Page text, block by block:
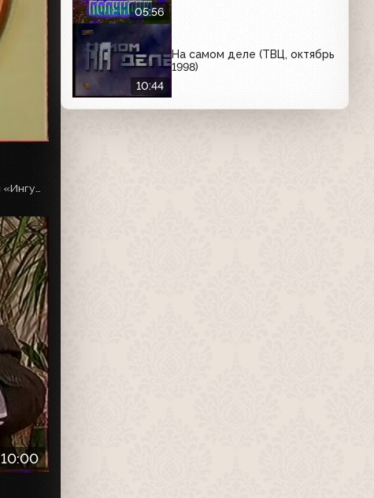
10:00
05:56
10:44
На самом деле (ТВЦ, октябрь
1998)